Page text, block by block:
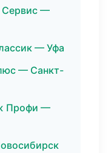
Сервис —
— Уфа
— Санкт-
Профи —